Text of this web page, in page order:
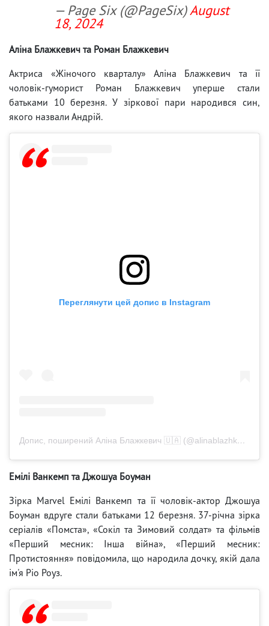
— Page Six (@PageSix)August
18, 2024
Аліна Блажкевич та Роман Блажкевич
Актриса «Жіночого кварталу» Аліна Блажкевич та її
чоловік-гуморист Роман Блажкевич уперше стали
батьками 10 березня. У зіркової пари народився син,
якого назвали Андрій.
Переглянути цей допис в Instagram
Допис, поширений Аліна Блажкевич 🇺🇦 (@alinablazhkevych)
Емілі Ванкемп та Джошуа Боуман
Зірка Marvel Емілі Ванкемп та її чоловік-актор Джошуа
Боуман вдруге стали батьками 12 березня. 37-річна зірка
серіалів «Помста», «Сокіл та Зимовий солдат» та фільмів
«Перший месник: Інша війна», «Перший месник:
Протистояння» повідомила, що народила дочку, якій дала
ім'я Ріо Роуз.